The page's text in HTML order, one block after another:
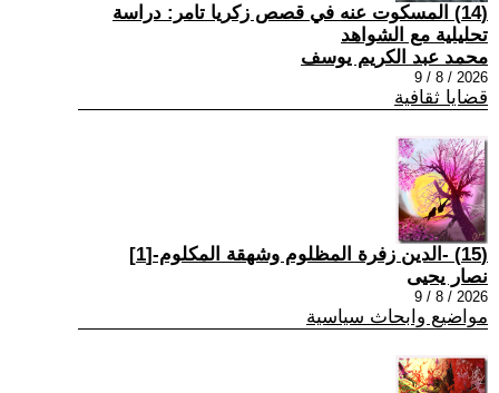
(14) المسكوت عنه في قصص زكريا تامر: دراسة
تحليلية مع الشواهد
محمد عبد الكريم يوسف
2026 / 8 / 9
قضايا ثقافية
(15) -الدين زفرة المظلوم وشهقة المكلوم-[1]
نصار يحيى
2026 / 8 / 9
مواضيع وابحاث سياسية